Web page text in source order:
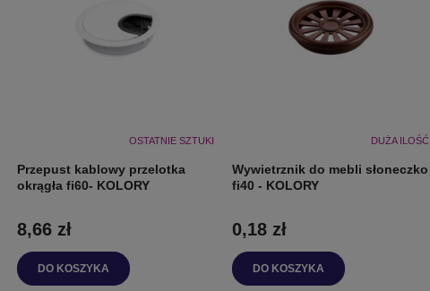
OSTATNIE SZTUKI
Przepust kablowy przelotka
okrągła fi60- KOLORY
8,66 zł
DO KOSZYKA
DUŻA ILOŚĆ
Wywietrznik do mebli słoneczko
fi40 - KOLORY
0,18 zł
DO KOSZYKA